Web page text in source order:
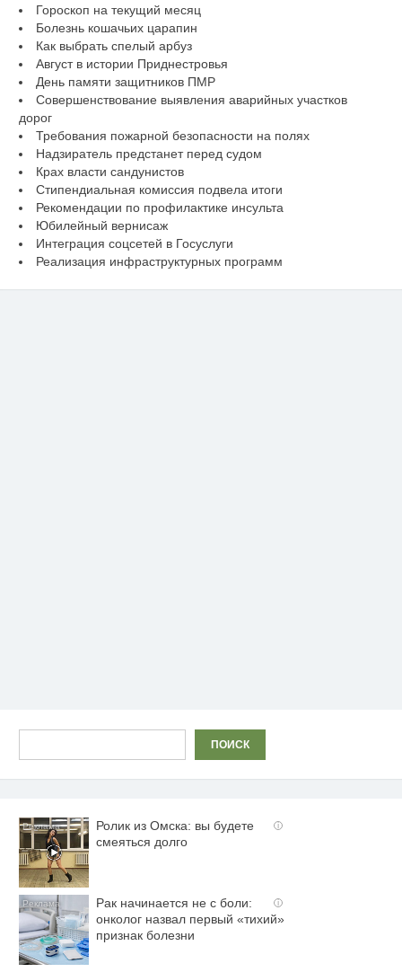
Гороскоп на текущий месяц
Болезнь кошачьих царапин
Как выбрать спелый арбуз
Август в истории Приднестровья
День памяти защитников ПМР
Совершенствование выявления аварийных участков
дорог
Требования пожарной безопасности на полях
Надзиратель предстанет перед судом
Крах власти сандунистов
Стипендиальная комиссия подвела итоги
Рекомендации по профилактике инсульта
Юбилейный вернисаж
Интеграция соцсетей в Госуслуги
Реализация инфраструктурных программ
ПОИСК
i
Ролик из Омска: вы будете
смеяться долго
i
Рак начинается не с боли:
онколог назвал первый «тихий»
признак болезни